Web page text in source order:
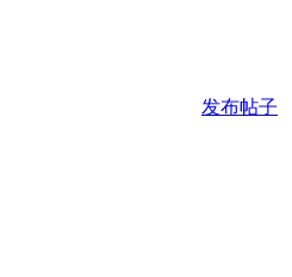
发布帖子